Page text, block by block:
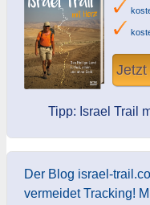
Jetzt
Tipp: Israel Trail
Der Blog israel-
vermeidet Tracking!